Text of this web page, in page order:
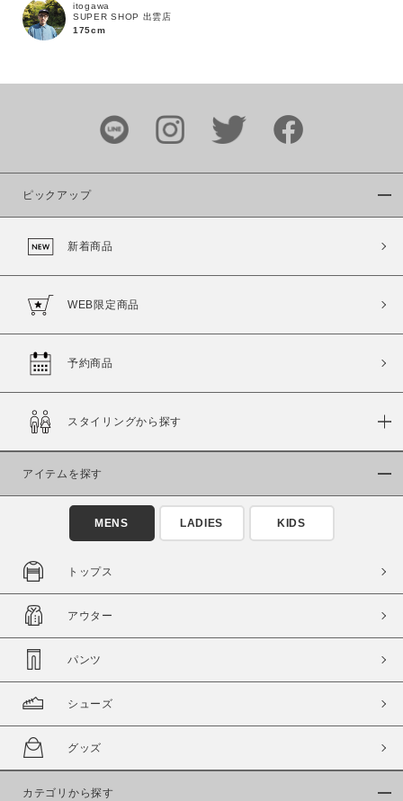
価格
商品タイプ
在庫
itogawa
SUPER SHOP 出雲店
175cm
ピックアップ
新着商品
WEB限定商品
予約商品
スタイリングから探す
アイテムを探す
MENS LADIES KIDS
トップス
アウター
パンツ
シューズ
グッズ
カテゴリから探す